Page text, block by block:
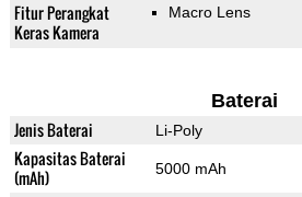
Fitur Perangkat
Keras Kamera
Macro Lens
Baterai
Jenis Baterai Li-Poly
Kapasitas Baterai
(mAh)
5000 mAh